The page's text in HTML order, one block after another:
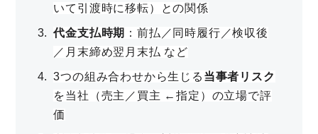
いて引渡時に移転）との関係
代金支払時期 ：前払／同時履行／検収後
／月末締め翌月末払 など
3つの組み合わせから生じる 当事者リスク
を当社（売主／買主 ←指定）の立場で評
価